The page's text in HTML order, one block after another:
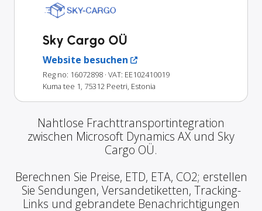
Sky Cargo OÜ
Website besuchen
Reg no: 16072898 · VAT: EE102410019
Kuma tee 1, 75312 Peetri, Estonia
Nahtlose Frachttransportintegration
zwischen Microsoft Dynamics AX und Sky
Cargo OÜ.
Berechnen Sie Preise, ETD, ETA, CO2; erstellen
Sie Sendungen, Versandetiketten, Tracking-
Links und gebrandete Benachrichtigungen